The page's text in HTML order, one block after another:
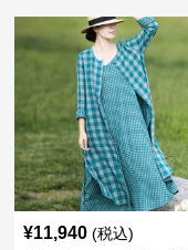
¥11,940 (税込)